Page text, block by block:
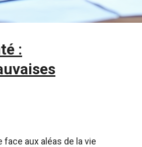
:
aux aléas de la vie